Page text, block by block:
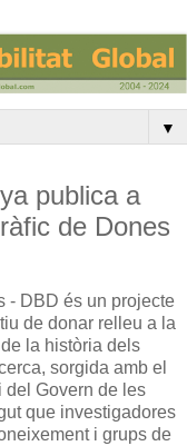
▼
publica a
de Dones
- DBD és un projecte
de donar relleu a la
la història dels
sorgida amb el
del Govern de les
que investigadores
i grups de